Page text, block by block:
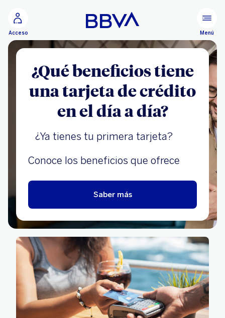
Acceso Menú
¿Qué beneficios tiene
una tarjeta de crédito
en el día a día?
¿Ya tienes tu primera tarjeta?
Conoce los beneficios que ofrece
Saber más